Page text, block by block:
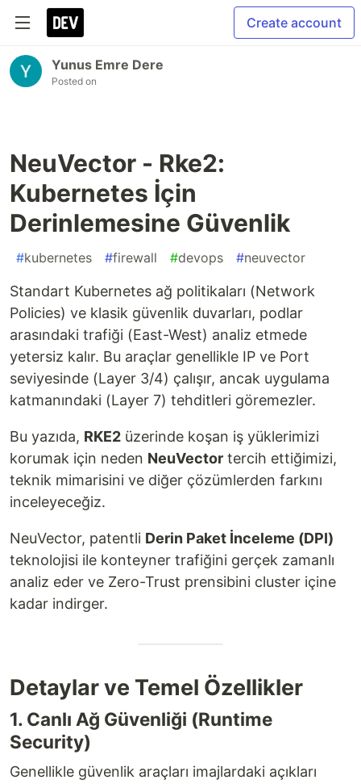
Create account
Yunus Emre Dere
Posted on
NeuVector - Rke2:
Kubernetes İçin
Derinlemesine Güvenlik
#kubernetes #firewall #devops #neuvector
Standart Kubernetes ağ politikaları (Network
Policies) ve klasik güvenlik duvarları, podlar
arasındaki trafiği (East-West) analiz etmede
yetersiz kalır. Bu araçlar genellikle IP ve Port
seviyesinde (Layer 3/4) çalışır, ancak uygulama
katmanındaki (Layer 7) tehditleri göremezler.
Bu yazıda, RKE2 üzerinde koşan iş yüklerimizi
korumak için neden NeuVector tercih ettiğimizi,
teknik mimarisini ve diğer çözümlerden farkını
inceleyeceğiz.
NeuVector, patentli Derin Paket İnceleme (DPI)
teknolojisi ile konteyner trafiğini gerçek zamanlı
analiz eder ve Zero-Trust prensibini cluster içine
kadar indirger.
Detaylar ve Temel Özellikler
1. Canlı Ağ Güvenliği (Runtime
Security)
Genellikle güvenlik araçları imajlardaki açıkları